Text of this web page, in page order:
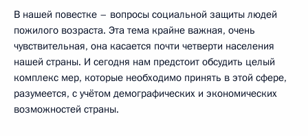
В нашей повестке – вопросы социальной защиты людей
пожилого возраста. Эта тема крайне важная, очень
чувствительная, она касается почти четверти населения
нашей страны. И сегодня нам предстоит обсудить целый
комплекс мер, которые необходимо принять в этой сфере,
разумеется, с учётом демографических и экономических
возможностей страны.